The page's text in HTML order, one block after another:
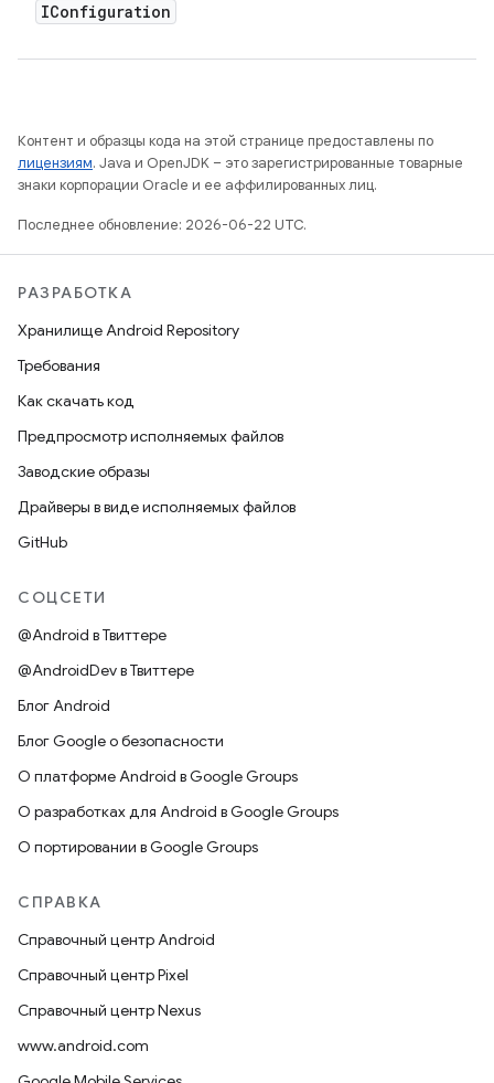
IConfiguration
Контент и образцы кода на этой странице предоставлены по
лицензиям. Java и OpenJDK – это зарегистрированные товарные
знаки корпорации Oracle и ее аффилированных лиц.
Последнее обновление: 2026-06-22 UTC.
РАЗРАБОТКА
Хранилище Android Repository
Требования
Как скачать код
Предпросмотр исполняемых файлов
Заводские образы
Драйверы в виде исполняемых файлов
GitHub
СОЦСЕТИ
@Android в Твиттере
@AndroidDev в Твиттере
Блог Android
Блог Google о безопасности
О платформе Android в Google Groups
О разработках для Android в Google Groups
О портировании в Google Groups
СПРАВКА
Справочный центр Android
Справочный центр Pixel
Справочный центр Nexus
www.android.com